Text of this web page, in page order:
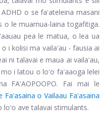
o se faʻateleina masani
o le muamua-laina togafitiga.
pea le matua, o lea ua
i kolisi ma vailaʻau - fausia ai
ni talavai e maua ai vailaʻau,
i latou o loʻo faʻaaoga lelei
FAʻAOPOOPO. Fai mai le
o Vailaau Faʻasaina
ave talavai stimulants.